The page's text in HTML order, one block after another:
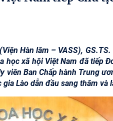
Hàn lâm – VASS), GS.TS.
xã hội Việt Nam đã tiếp
viên Ban Chấp hành Trung
Lào dẫn đầu sang thăm và